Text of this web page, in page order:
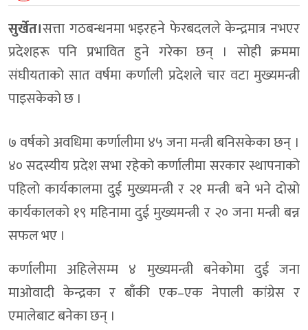
सुर्खेत।सत्ता गठबन्धनमा भइरहने फेरबदलले केन्द्रमात्र नभएर
प्रदेशहरू पनि प्रभावित हुने गरेका छन् । सोही क्रममा
संघीयताको सात वर्षमा कर्णाली प्रदेशले चार वटा मुख्यमन्त्री
पाइसकेको छ ।
७ वर्षको अवधिमा कर्णालीमा ४५ जना मन्त्री बनिसकेका छन् ।
४० सदस्यीय प्रदेश सभा रहेको कर्णालीमा सरकार स्थापनाको
पहिलो कार्यकालमा दुई मुख्यमन्त्री र २१ मन्त्री बने भने दोस्रो
कार्यकालको १९ महिनामा दुई मुख्यमन्त्री र २० जना मन्त्री बन्न
सफल भए ।
कर्णालीमा अहिलेसम्म ४ मुख्यमन्त्री बनेकोमा दुई जना
माओवादी केन्द्रका र बाँकी एक–एक नेपाली कांग्रेस र
एमालेबाट बनेका छन् ।